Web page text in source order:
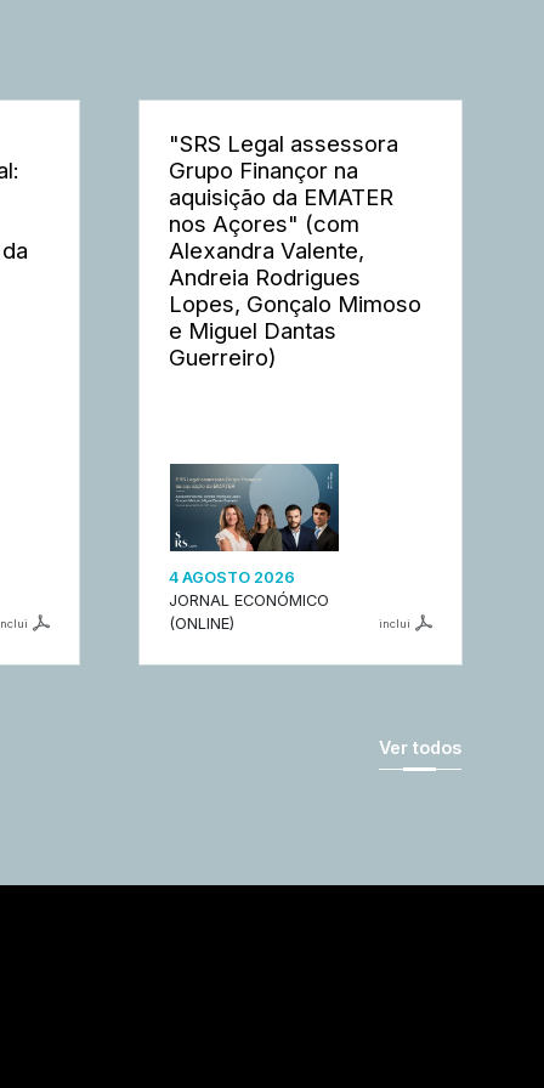
"SRS Legal assessora
Grupo Finançor na
aquisição da EMATER
nos Açores" (com
Alexandra Valente,
Andreia Rodrigues
Lopes, Gonçalo Mimoso
e Miguel Dantas
Guerreiro)
4 AGOSTO 2026
JORNAL ECONÓMICO
(ONLINE)
inclui
Ver todos